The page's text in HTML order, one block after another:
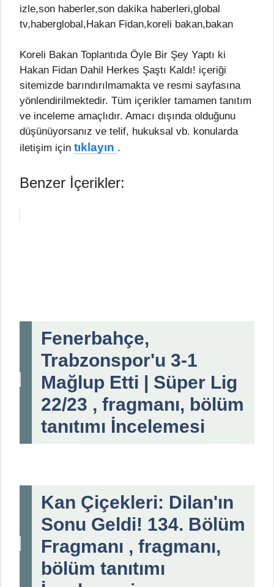
izle,son haberler,son dakika haberleri,global
tv,haberglobal,Hakan Fidan,koreli bakan,bakan
Koreli Bakan Toplantıda Öyle Bir Şey Yaptı ki
Hakan Fidan Dahil Herkes Şaştı Kaldı! içeriği
sitemizde barındırılmamakta ve resmi sayfasına
yönlendirilmektedir. Tüm içerikler tamamen tanıtım
ve inceleme amaçlıdır. Amacı dışında olduğunu
düşünüyorsanız ve telif, hukuksal vb. konularda
iletişim için tıklayın .
Benzer İçerikler:
Fenerbahçe,
Trabzonspor'u 3-1
Mağlup Etti | Süper Lig
22/23 , fragmanı, bölüm
tanıtımı İncelemesi
Kan Çiçekleri: Dilan'ın
Sonu Geldi! 134. Bölüm
Fragmanı , fragmanı,
bölüm tanıtımı